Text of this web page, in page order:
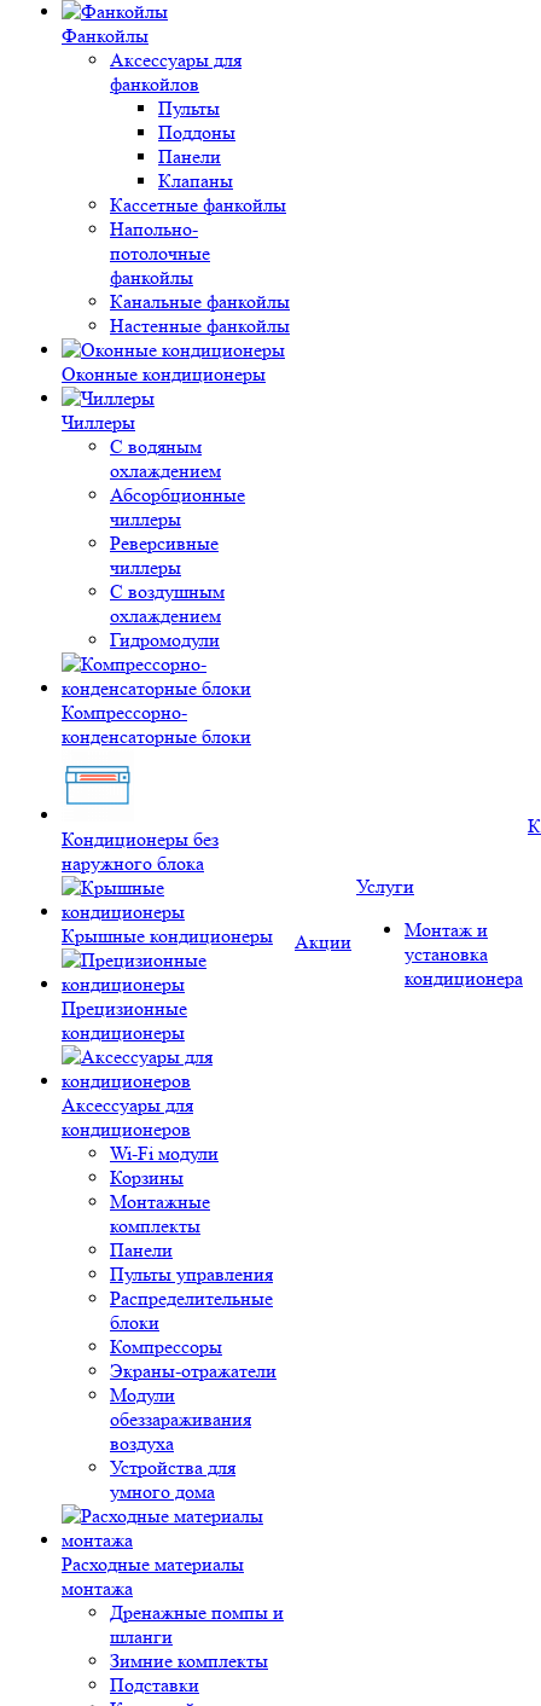
Фанкойлы
Аксессуары для
фанкойлов
Пульты
Поддоны
Панели
Клапаны
Кассетные фанкойлы
Напольно-
потолочные
фанкойлы
Канальные фанкойлы
Настенные фанкойлы
Оконные кондиционеры
Чиллеры
С водяным
охлаждением
Абсорбционные
чиллеры
Реверсивные
чиллеры
С воздушным
охлаждением
Гидромодули
Компрессорно-
конденсаторные блоки
Кондиционеры без
наружного блока
Крышные кондиционеры
Прецизионные
кондиционеры
Аксессуары для
кондиционеров
Wi-Fi модули
Корзины
Монтажные
комплекты
Панели
Пульты управления
Распределительные
блоки
Компрессоры
Экраны-отражатели
Модули
обеззараживания
воздуха
Устройства для
умного дома
Расходные материалы
монтажа
Дренажные помпы и
шланги
Зимние комплекты
Подставки
Акции
Услуги
Монтаж и
установка
кондиционера